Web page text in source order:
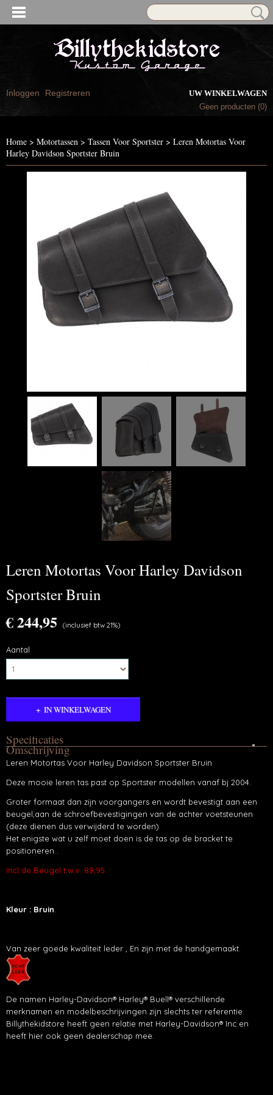
Inloggen Registreren
UW WINKELWAGEN
Geen producten (0)
Home > Motortassen > Tassen Voor Sportster > Leren Motortas Voor
Harley Davidson Sportster Bruin
Leren Motortas Voor Harley Davidson
Sportster Bruin
€ 244,95 (inclusief btw 21%)
Aantal
IN WINKELWAGEN
Specificaties
Productcode
S78 - BRUIN
Omschrijving
Leren Motortas Voor Harley Davidson Sportster Bruin
Deze mooie leren tas past op Sportster modellen vanaf bj 2004.
Groter formaat dan zijn voorgangers en wordt bevestigt aan een
beugel,aan de schroefbevestigingen van de achter voetsteunen
(deze dienen dus verwijderd te worden)
Het enigste wat u zelf moet doen is de tas op de bracket te
positioneren .
Incl de Beugel t.w.v. 89,95
Kleur : Bruin
Van zeer goede kwaliteit leder , En zijn met de handgemaakt.
De namen Harley-Davidson® Harley® Buell® verschillende
merknamen en modelbeschrijvingen zijn slechts ter referentie.
Billythekidstore heeft geen relatie met Harley-Davidson® Inc en
heeft hier ook geen dealerschap mee.